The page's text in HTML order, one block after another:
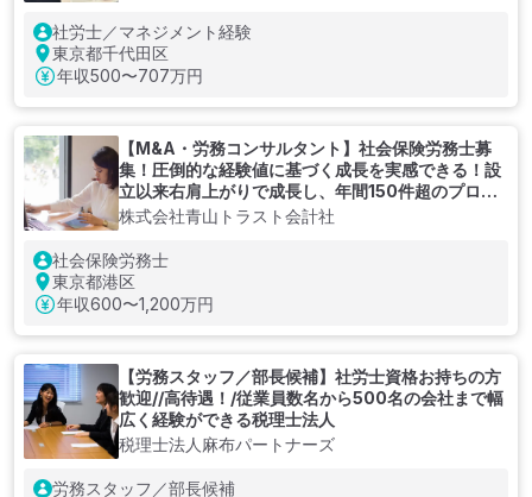
社労士／マネジメント経験
東京都千代田区
年収500〜707万円
【M&A・労務コンサルタント】社会保険労務士募
集！圧倒的な経験値に基づく成長を実感できる！設
立以来右肩上がりで成長し、年間150件超のプロジ
ェクトを提供する会計コンサルティング会社
株式会社青山トラスト会計社
社会保険労務士
東京都港区
年収600〜1,200万円
【労務スタッフ／部長候補】社労士資格お持ちの方
歓迎//高待遇！/従業員数名から500名の会社まで幅
広く経験ができる税理士法人
税理士法人麻布パートナーズ
労務スタッフ／部長候補